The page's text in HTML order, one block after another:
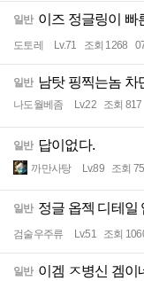
일반 이즈 정글링이 빠
도토레 Lv.71 조회 1268
일반 남탓 핑찍는놈 차
나도월베좀 Lv.22 조회 817
일반 답이없다.
까만사탕 Lv.89 조회
일반 정글 옵젝 디테일
검술우주류 Lv.51 조회
일반 이겜 ㅈ병신 겜이